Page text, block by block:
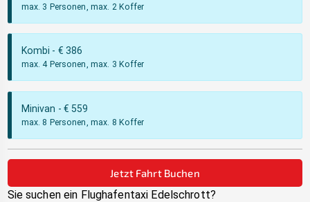
max. 3 Personen, max. 2 Koffer
Kombi - € 386
max. 4 Personen, max. 3 Koffer
Minivan - € 559
max. 8 Personen, max. 8 Koffer
Jetzt Fahrt Buchen
Sie suchen ein Flughafentaxi Edelschrott?